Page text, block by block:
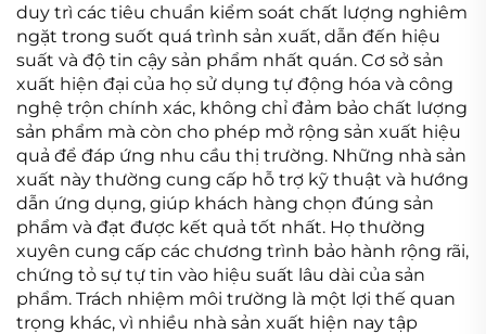
duy trì các tiêu chuẩn kiểm soát chất lượng nghiêm
ngặt trong suốt quá trình sản xuất, dẫn đến hiệu
suất và độ tin cậy sản phẩm nhất quán. Cơ sở sản
xuất hiện đại của họ sử dụng tự động hóa và công
nghệ trộn chính xác, không chỉ đảm bảo chất lượng
sản phẩm mà còn cho phép mở rộng sản xuất hiệu
quả để đáp ứng nhu cầu thị trường. Những nhà sản
xuất này thường cung cấp hỗ trợ kỹ thuật và hướng
dẫn ứng dụng, giúp khách hàng chọn đúng sản
phẩm và đạt được kết quả tốt nhất. Họ thường
xuyên cung cấp các chương trình bảo hành rộng rãi,
chứng tỏ sự tự tin vào hiệu suất lâu dài của sản
phẩm. Trách nhiệm môi trường là một lợi thế quan
trọng khác, vì nhiều nhà sản xuất hiện nay tập